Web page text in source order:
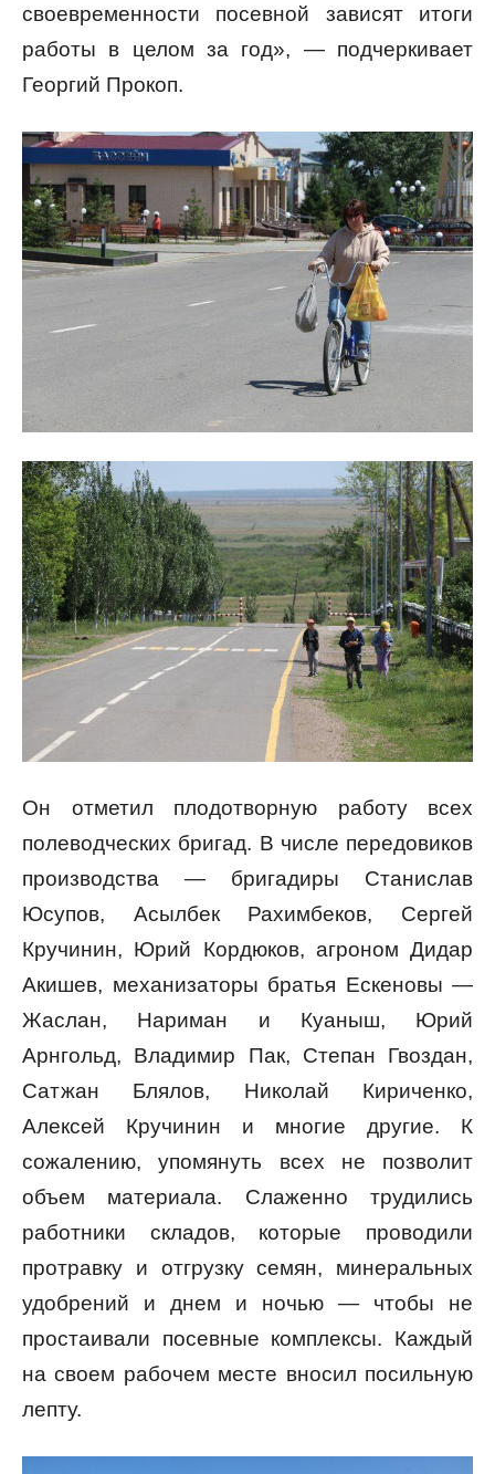
своевременности посевной зависят итоги
работы в целом за год», — подчеркивает
Георгий Прокоп.
Он отметил плодотворную работу всех
полеводческих бригад. В числе передовиков
производства — бригадиры Станислав
Юсупов, Асылбек Рахимбеков, Сергей
Кручинин, Юрий Кордюков, агроном Дидар
Акишев, механизаторы братья Ескеновы —
Жаслан, Нариман и Куаныш, Юрий
Арнгольд, Владимир Пак, Степан Гвоздан,
Сатжан Блялов, Николай Кириченко,
Алексей Кручинин и многие другие. К
сожалению, упомянуть всех не позволит
объем материала. Слаженно трудились
работники складов, которые проводили
протравку и отгрузку семян, минеральных
удобрений и днем и ночью — чтобы не
простаивали посевные комплексы. Каждый
на своем рабочем месте вносил посильную
лепту.